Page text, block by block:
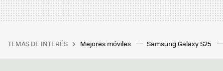
TEMAS DE INTERÉS Mejores móviles Samsung Galaxy S25